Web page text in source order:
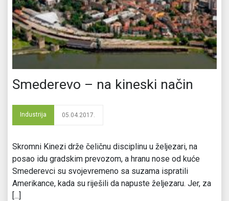
Smederevo – na kineski način
Industrija 05.04.2017.
Skromni Kinezi drže čeličnu disciplinu u željezari, na
posao idu gradskim prevozom, a hranu nose od kuće
Smederevci su svojevremeno sa suzama ispratili
Amerikance, kada su riješili da napuste željezaru. Jer, za
[...]